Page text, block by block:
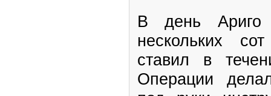
В день
нескольких
ставил в
Операции